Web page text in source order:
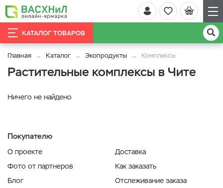
КАТАЛОГ ТОВАРОВ
Главная Каталог Экопродукты Комплексы
Растительные комплексы в Чите
Ничего не найдено
Покупателю
О проекте
Фото от партнеров
Блог
Доставка
Как заказать
Отслеживание заказа